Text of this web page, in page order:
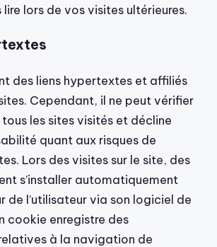
lire lors de vos visites ultérieures.
des liens hypertextes et affiliés
Cependant, il ne peut vérifier
les sites visités et décline
quant aux risques de
Lors des visites sur le site, des
s’installer automatiquement
de l’utilisateur via son logiciel de
cookie enregistre des
à la navigation de